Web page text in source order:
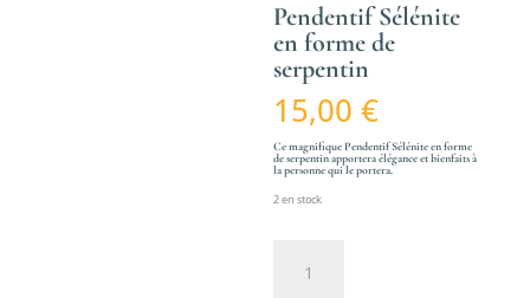
Pendentif Sélénite
en forme de
serpentin
15,00€
Ce magnifique Pendentif Sélénite en forme
de serpentin apportera élégance et bienfaits à
la personne qui le portera.
2 en stock